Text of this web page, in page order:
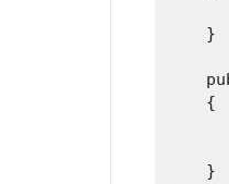
    }
    {
    }